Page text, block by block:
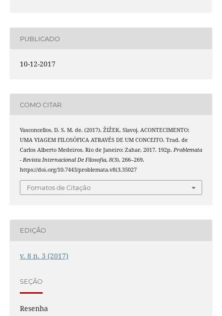
PUBLICADO
10-12-2017
COMO CITAR
Vasconcellos, D. S. M. de. (2017). ŽIŽEK, Slavoj. ACONTECIMENTO:
UMA VIAGEM FILOSÓFICA ATRAVÉS DE UM CONCEITO. Trad. de
Carlos Alberto Medeiros. Rio de Janeiro: Zahar, 2017. 192p. Problemata
- Revista Internacional De Filosofia, 8(3), 266–269.
https://doi.org/10.7443/problemata.v8i3.35027
Fomatos de Citação
EDIÇÃO
v. 8 n. 3 (2017)
SEÇÃO
Resenha